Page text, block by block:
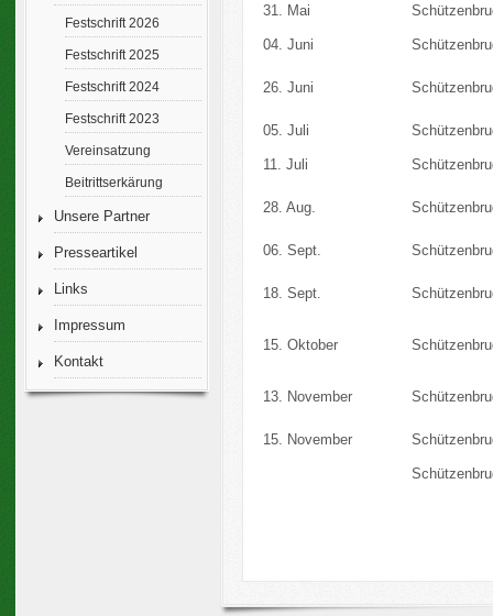
Festschrift 2026
Festschrift 2025
Festschrift 2024
Festschrift 2023
Vereinsatzung
Beitrittserkärung
Unsere Partner
Presseartikel
Links
Impressum
Kontakt
31. Mai
04. Juni
26. Juni
05. Juli
11. Juli
28. Aug.
06. Sept.
18. Sept.
15. Oktober
13. November
15. November